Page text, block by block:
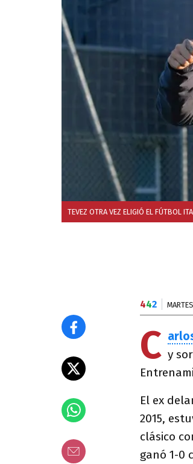
TEVEZ OTRA VEZ ELIGIÓ EL FÚTBOL
442
C y
El ex
2015,
clásico
ganó 1-0